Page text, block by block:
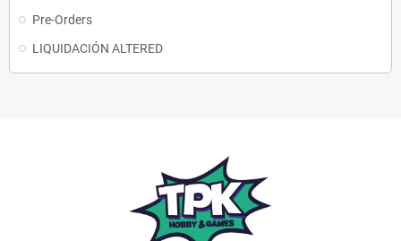
Pre-Orders
LIQUIDACIÓN ALTERED